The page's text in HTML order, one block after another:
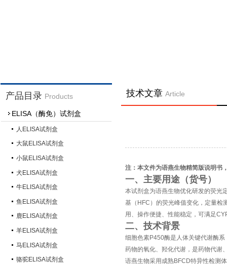
产品目录 Products
ELISA（酶免）试剂盒
人ELISA试剂盒
大鼠ELISA试剂盒
小鼠ELISA试剂盒
犬ELISA试剂盒
牛ELISA试剂盒
鱼ELISA试剂盒
鹿ELISA试剂盒
羊ELISA试剂盒
马ELISA试剂盒
骆驼ELISA试剂盒
技术文章 Article
注：本文件为语燕生物精简版说明书
一、主要用途（货号）
本试剂盒为语燕生物优化研发的荧光
基（HFC）的荧光峰值变化，定量检
用、操作便捷、性能稳定，可满足
二、技术背景
细胞色素P450酶是人体关键代谢酶
药物的氧化、羟化代谢，是药物代谢
语燕生物采用成熟BFCD特异性检测